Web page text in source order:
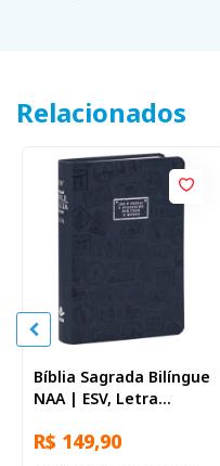
Relacionados
Bíblia Sagrada Bilíngue
NAA | ESV, Letra
Capa Couro Sintético
R$ 149,90